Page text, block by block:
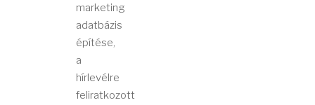
marketing
adatbázis
építése,
a
hírlevélre
feliratkozott